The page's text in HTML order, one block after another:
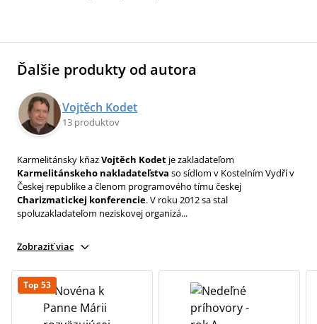
Ďalšie produkty od autora
Vojtěch Kodet
13 produktov
Karmelitánsky kňazVojtěch Kodet je zakladateľom
Karmelitánskeho nakladateľstva so sídlom v Kostelním Vydří v
Českej republike a členom programového tímu českej
Charizmatickej konferencie. V roku 2012 sa stal
spoluzakladateľom neziskovej organizá...
Zobraziť viac
Top 53